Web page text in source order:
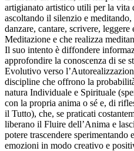
artigianato artistico utili per la vita
ascoltando il silenzio e
danzare, cantare, scrivere,
Meditazione e che realizza
Il suo intento è diffondere
approfondire la conoscenza di se
Evolutivo verso
discipline che offrono la
natura Individuale e Spirituale
con la propria anima o sé e, di
il Tutto), che, se praticati
liberano il Fluire dell’Anima e
potere trascendere sperimentando
emozioni in modo creativo e